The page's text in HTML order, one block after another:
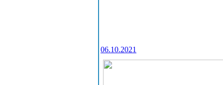
06.10.2021